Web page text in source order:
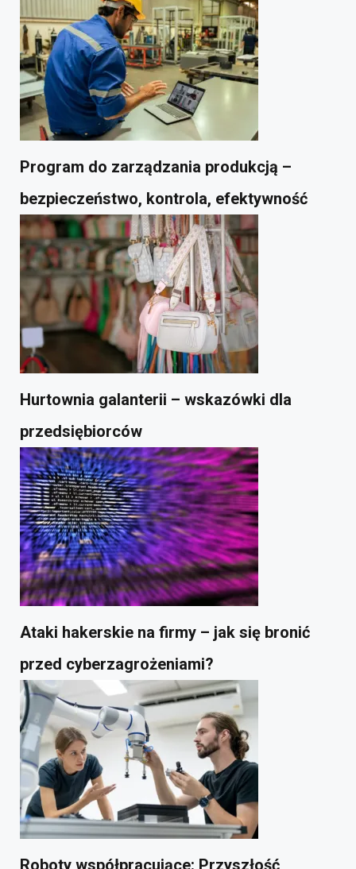
Program do zarządzania produkcją –
bezpieczeństwo, kontrola, efektywność
Hurtownia galanterii – wskazówki dla
przedsiębiorców
Ataki hakerskie na firmy – jak się bronić
przed cyberzagrożeniami?
Roboty współpracujące: Przyszłość